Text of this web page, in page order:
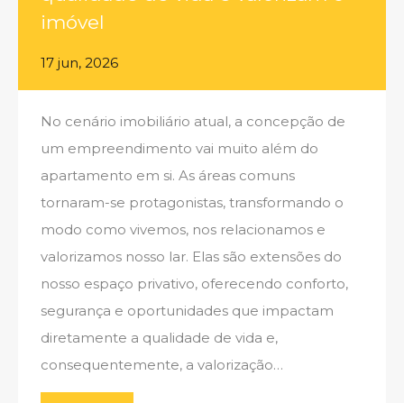
imóvel
17 jun, 2026
No cenário imobiliário atual, a concepção de
um empreendimento vai muito além do
apartamento em si. As áreas comuns
tornaram-se protagonistas, transformando o
modo como vivemos, nos relacionamos e
valorizamos nosso lar. Elas são extensões do
nosso espaço privativo, oferecendo conforto,
segurança e oportunidades que impactam
diretamente a qualidade de vida e,
consequentemente, a valorização…